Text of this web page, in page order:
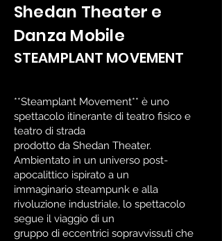
Shedan Theater e
Danza Mobile
STEAMPLANT MOVEMENT
**Steamplant Movement** è uno
spettacolo itinerante di teatro fisico e
teatro di strada
prodotto da Shedan Theater.
Ambientato in un universo post-
apocalittico ispirato a un
immaginario steampunk e alla
rivoluzione industriale, lo spettacolo
segue il viaggio di un
gruppo di eccentrici sopravvissuti che